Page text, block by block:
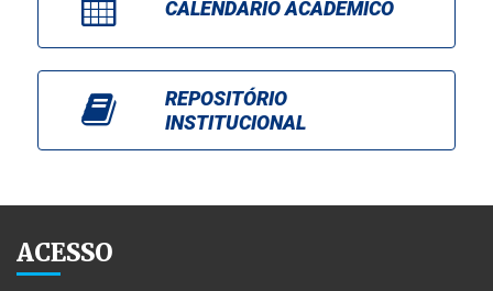
CALENDÁRIO ACADÊMICO
REPOSITÓRIO
INSTITUCIONAL
ACESSO